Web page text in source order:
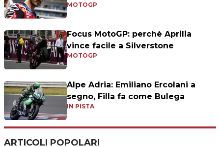
MOTOGP
Focus MotoGP: perchè Aprilia
vince facile a Silverstone
MOTOGP
Alpe Adria: Emiliano Ercolani a
segno, Filla fa come Bulega
IN PISTA
ARTICOLI POPOLARI